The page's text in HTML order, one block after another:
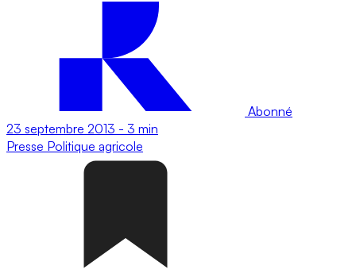
Abonné
23 septembre 2013 - 3 min
Presse Politique agricole